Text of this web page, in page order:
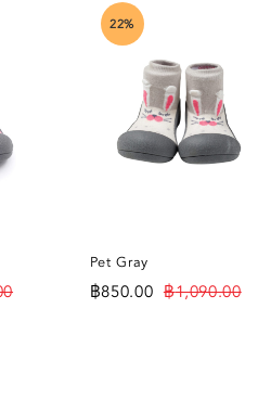
22%
Pet Gray
฿850.00 ฿1,090.00